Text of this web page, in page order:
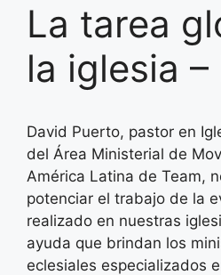
La tarea
la iglesia –
David Puerto, pastor en
del Área Ministerial de
América Latina de Team,
potenciar el trabajo de la
realizado en nuestras
ayuda que brindan los
eclesiales especializados